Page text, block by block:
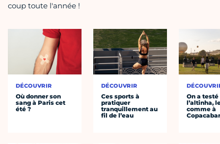
coup toute l'année !
DÉCOUVRIR
Où donner son
sang à Paris cet
été ?
DÉCOUVRIR
Ces sports à
pratiquer
tranquillement au
fil de l’eau
On a testé
l’altinha,
comme à